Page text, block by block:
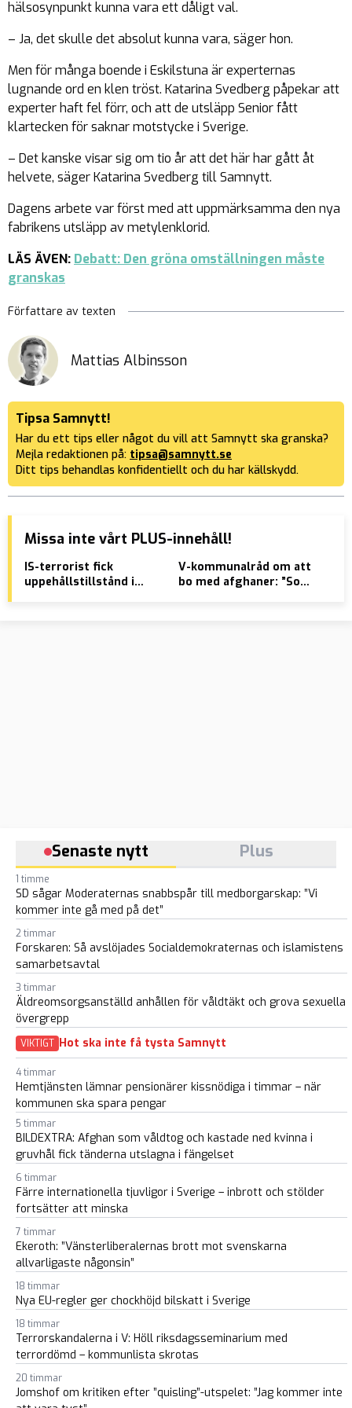
hälsosynpunkt kunna vara ett dåligt val.
– Ja, det skulle det absolut kunna vara, säger hon.
Men för många boende i Eskilstuna är experternas
lugnande ord en klen tröst. Katarina Svedberg påpekar att
experter haft fel förr, och att de utsläpp Senior fått
klartecken för saknar motstycke i Sverige.
– Det kanske visar sig om tio år att det här har gått åt
helvete, säger Katarina Svedberg till Samnytt.
Dagens arbete var först med att uppmärksamma den nya
fabrikens utsläpp av metylenklorid.
LÄS ÄVEN: Debatt: Den gröna omställningen måste
granskas
Författare av texten
Mattias Albinsson
Tipsa Samnytt!
Har du ett tips eller något du vill att Samnytt ska granska?
Mejla redaktionen på: tipsa@samnytt.se
Ditt tips behandlas konfidentiellt och du har källskydd.
Missa inte vårt PLUS-innehåll!
IS-terrorist fick
uppehållstillstånd i
V-kommunalråd om att
bo med afghaner: ”Som
Senaste nytt Plus
1 timme
SD sågar Moderaternas snabbspår till medborgarskap: ”Vi
kommer inte gå med på det”
2 timmar
Forskaren: Så avslöjades Socialdemokraternas och islamistens
samarbetsavtal
3 timmar
Äldreomsorgsanställd anhållen för våldtäkt och grova sexuella
övergrepp
VIKTIGT Hot ska inte få tysta Samnytt
4 timmar
Hemtjänsten lämnar pensionärer kissnödiga i timmar – när
kommunen ska spara pengar
5 timmar
BILDEXTRA: Afghan som våldtog och kastade ned kvinna i
gruvhål fick tänderna utslagna i fängelset
6 timmar
Färre internationella tjuvligor i Sverige – inbrott och stölder
fortsätter att minska
7 timmar
Ekeroth: ”Vänsterliberalernas brott mot svenskarna
allvarligaste någonsin”
18 timmar
Nya EU-regler ger chockhöjd bilskatt i Sverige
18 timmar
Terrorskandalerna i V: Höll riksdagsseminarium med
terrordömd – kommunlista skrotas
20 timmar
Jomshof om kritiken efter ”quisling”-utspelet: ”Jag kommer inte